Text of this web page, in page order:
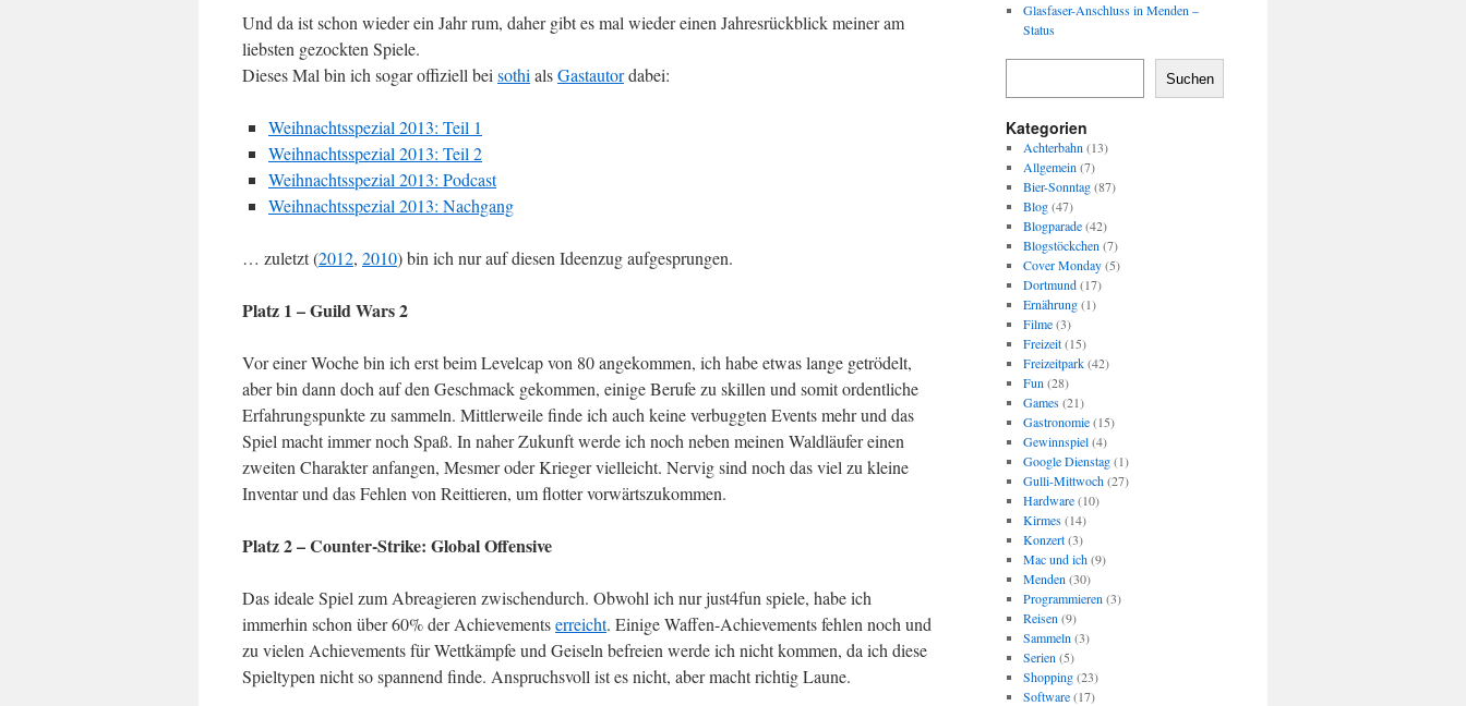
Und da ist schon wieder ein Jahr rum, daher gibt es mal wieder einen Jahresrückblick meiner am
liebsten gezockten Spiele.
Dieses Mal bin ich sogar offiziell bei sothi alsGastautordabei:
Weihnachtsspezial 2013: Teil 1
Weihnachtsspezial 2013: Teil 2
Weihnachtsspezial 2013: Podcast
Weihnachtsspezial 2013: Nachgang
… zuletzt (2012, 2010) bin ich nur auf diesen Ideenzug aufgesprungen.
Platz 1 – Guild Wars 2
Vor einer Woche bin ich erst beim Levelcap von 80 angekommen, ich habe etwas lange getrödelt,
aber bin dann doch auf den Geschmack gekommen, einige Berufe zu skillen und somit ordentliche
Erfahrungspunkte zu sammeln. Mittlerweile finde ich auch keine verbuggten Events mehr und das
Spiel macht immer noch Spaß. In naher Zukunft werde ich noch neben meinen Waldläufer einen
zweiten Charakter anfangen, Mesmer oder Krieger vielleicht. Nervig sind noch das viel zu kleine
Inventar und das Fehlen von Reittieren, um flotter vorwärtszukommen.
Platz 2 – Counter-Strike: Global Offensive
Das ideale Spiel zum Abreagieren zwischendurch. Obwohl ich nur just4fun spiele, habe ich
immerhin schon über 60% der Achievementserreicht. Einige Waffen-Achievements fehlen noch und
zu vielen Achievements für Wettkämpfe und Geiseln befreien werde ich nicht kommen, da ich diese
Spieltypen nicht so spannend finde. Anspruchsvoll ist es nicht, aber macht richtig Laune.
Glasfaser-Anschluss in Menden –
Status
Suchen
Kategorien
Achterbahn (13)
Allgemein (7)
Bier-Sonntag(87)
Blog(47)
Blogparade(42)
Blogstöckchen (7)
Cover Monday(5)
Dortmund(17)
Ernährung(1)
Filme(3)
Freizeit(15)
Freizeitpark(42)
Fun (28)
Games(21)
Gastronomie(15)
Gewinnspiel(4)
Google Dienstag(1)
Gulli-Mittwoch(27)
Hardware(10)
Kirmes(14)
Konzert(3)
Mac und ich(9)
Menden (30)
Programmieren (3)
Reisen (9)
Sammeln (3)
Serien (5)
Shopping(23)
Software(17)